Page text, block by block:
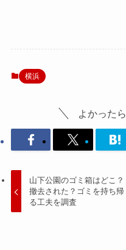
横浜
よかった
山下公園のゴミ箱はどこ？
撤去された？ゴミを持ち帰
る工夫を調査